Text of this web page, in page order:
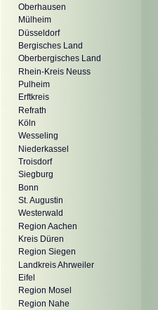
Oberhausen
Mülheim
Düsseldorf
Bergisches Land
Oberbergisches Land
Rhein-Kreis Neuss
Pulheim
Erftkreis
Refrath
Köln
Wesseling
Niederkassel
Troisdorf
Siegburg
Bonn
St. Augustin
Westerwald
Region Aachen
Kreis Düren
Region Siegen
Landkreis Ahrweiler
Eifel
Region Mosel
Region Nahe